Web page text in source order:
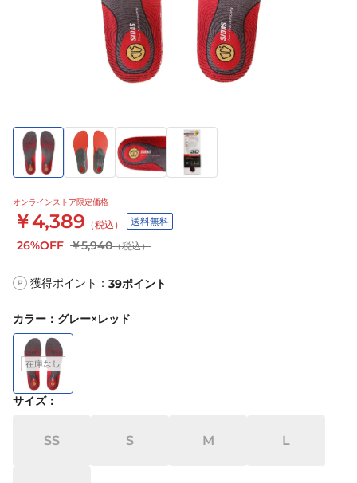
オンラインストア限定価格
￥4,389 （税込） 送料無料
26%OFF ￥5,940（税込）
P 獲得ポイント： 39ポイント
カラー ： グレー×レッド
サイズ：
SS S M L